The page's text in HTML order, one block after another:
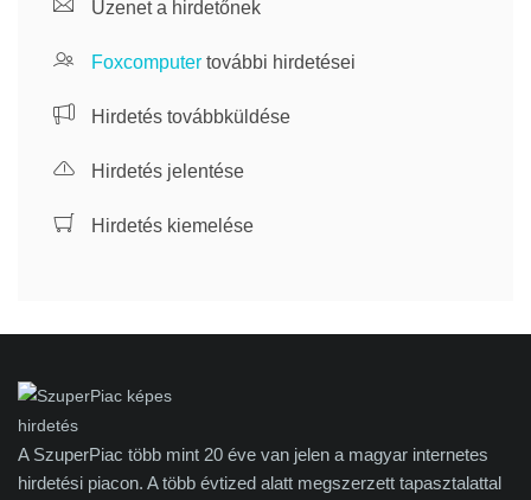
Üzenet a hirdetőnek
Foxcomputer további hirdetései
Hirdetés továbbküldése
Hirdetés jelentése
Hirdetés kiemelése
A SzuperPiac több mint 20 éve van jelen a magyar internetes
hirdetési piacon. A több évtized alatt megszerzett tapasztalattal